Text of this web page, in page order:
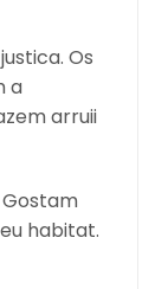
Os
a
arruii
habitat.